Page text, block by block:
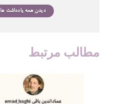
دیدن همه یادداشت ها
مطالب مرتبط